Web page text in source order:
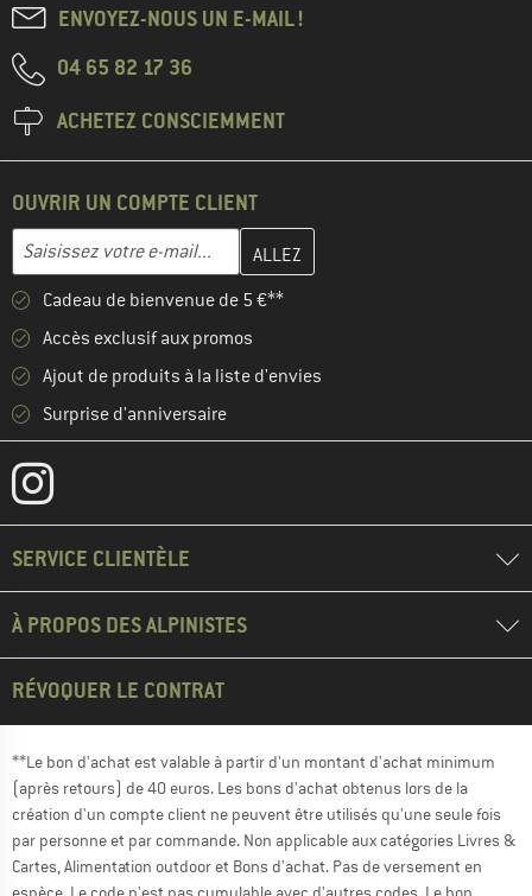
ENVOYEZ-NOUS UN E-MAIL !
04 65 82 17 36
ACHETEZ CONSCIEMMENT
OUVRIR UN COMPTE CLIENT
Adresse e-mail
Entrez votre adresse e-mail ici et créez votre compte client à la
Cadeau de bienvenue de 5 €**
Accès exclusif aux promos
Ajout de produits à la liste d'envies
Surprise d'anniversaire
SERVICE CLIENTÈLE
À PROPOS DES ALPINISTES
RÉVOQUER LE CONTRAT
**Le bon d'achat est valable à partir d'un montant d'achat minimum
(après retours) de 40 euros. Les bons d'achat obtenus lors de la
création d'un compte client ne peuvent être utilisés qu'une seule fois
par personne et par commande. Non applicable aux catégories Livres &
Cartes, Alimentation outdoor et Bons d'achat. Pas de versement en